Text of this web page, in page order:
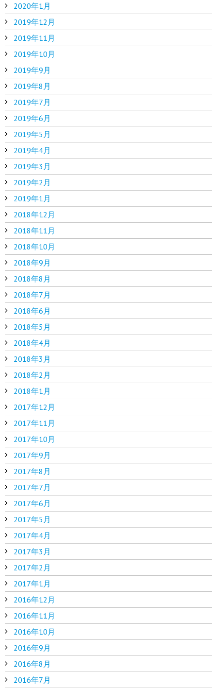
2020年1月
2019年12月
2019年11月
2019年10月
2019年9月
2019年8月
2019年7月
2019年6月
2019年5月
2019年4月
2019年3月
2019年2月
2019年1月
2018年12月
2018年11月
2018年10月
2018年9月
2018年8月
2018年7月
2018年6月
2018年5月
2018年4月
2018年3月
2018年2月
2018年1月
2017年12月
2017年11月
2017年10月
2017年9月
2017年8月
2017年7月
2017年6月
2017年5月
2017年4月
2017年3月
2017年2月
2017年1月
2016年12月
2016年11月
2016年10月
2016年9月
2016年8月
2016年7月